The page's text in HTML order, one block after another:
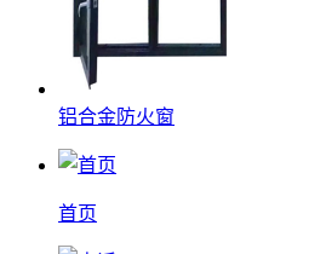
铝合金防火窗
首页